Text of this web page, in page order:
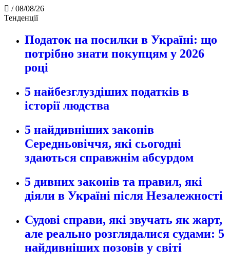
/ 08/08/26
Тенденції
Податок на посилки в Україні: що
потрібно знати покупцям у 2026
році
5 найбезглуздіших податків в
історії людства
5 найдивніших законів
Середньовіччя, які сьогодні
здаються справжнім абсурдом
5 дивних законів та правил, які
діяли в Україні після Незалежності
Судові справи, які звучать як жарт,
але реально розглядалися судами: 5
найдивніших позовів у світі